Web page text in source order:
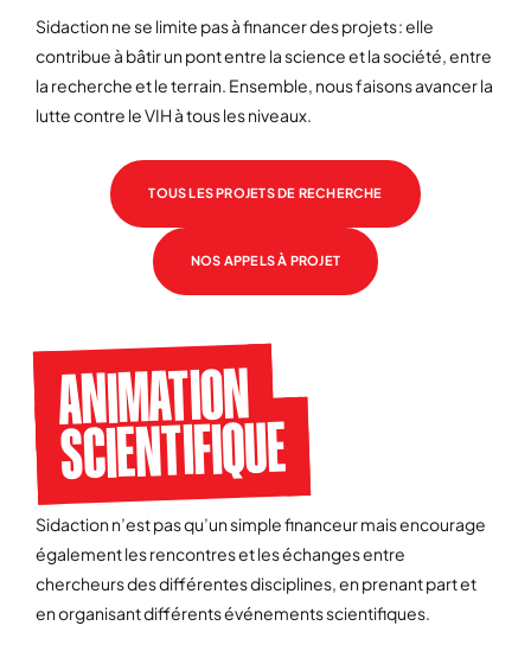
Sidaction ne se limite pas à financer des projets : elle
contribue à bâtir un pont entre la science et la société, entre
la recherche et le terrain. Ensemble, nous faisons avancer la
lutte contre le VIH à tous les niveaux.
TOUS LES PROJETS DE RECHERCHE
NOS APPELS À PROJET
ANIMATION
SCIENTIFIQUE
Sidaction n’est pas qu’un simple financeur mais encourage
également les rencontres et les échanges entre
chercheurs des différentes disciplines, en prenant part et
en organisant différents événements scientifiques.